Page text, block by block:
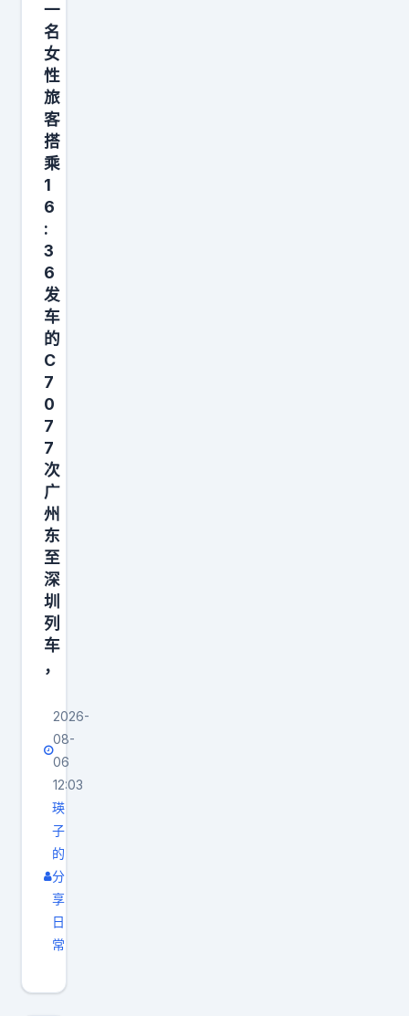
一
名
女
性
旅
客
搭
乘
1
6
:
3
6
发
车
的
C
7
0
7
7
次
广
州
东
至
深
圳
列
车
，
2026-
08-
06
12:03
瑛
子
的
分
享
日
常